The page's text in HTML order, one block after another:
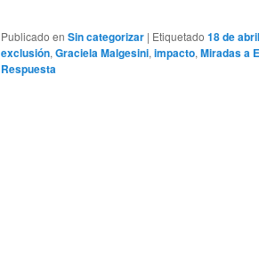
Publicado en Sin categorizar | Etiquetado 18 de abril
exclusión, Graciela Malgesini, impacto, Miradas a
Respuesta